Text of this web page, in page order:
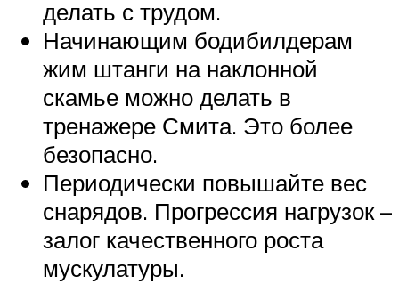
делать с трудом.
Начинающим бодибилдерам
жим штанги на наклонной
скамье можно делать в
тренажере Смита. Это более
безопасно.
Периодически повышайте вес
снарядов. Прогрессия нагрузок –
залог качественного роста
мускулатуры.